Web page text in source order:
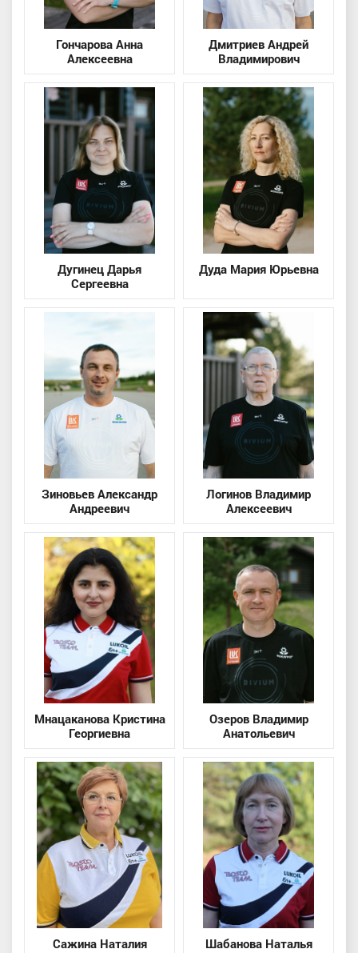
Гончарова Анна
Алексеевна
Дмитриев Андрей
Владимирович
Дугинец Дарья
Сергеевна
Дуда Мария Юрьевна
Зиновьев Александр
Андреевич
Логинов Владимир
Алексеевич
Мнацаканова Кристина
Георгиевна
Озеров Владимир
Анатольевич
Сажина Наталия
Шабанова Наталья